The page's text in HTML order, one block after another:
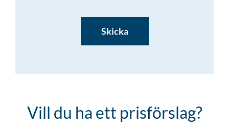
Vill du ha ett prisförslag?